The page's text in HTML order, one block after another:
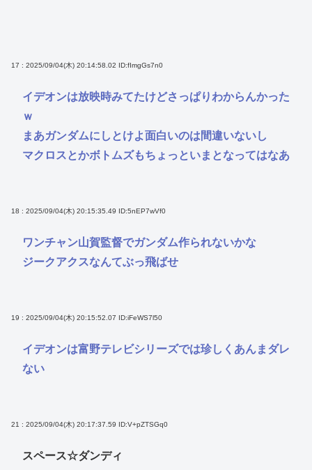
17 : 2025/09/04(木) 20:14:58.02 ID:fImgGs7n0
イデオンは放映時みてたけどさっぱりわからんかった
ｗ
まあガンダムにしとけよ面白いのは間違いないし
マクロスとかボトムズもちょっといまとなってはなあ
18 : 2025/09/04(木) 20:15:35.49 ID:5nEP7wVf0
ワンチャン山賀監督でガンダム作られないかな
ジークアクスなんてぶっ飛ばせ
19 : 2025/09/04(木) 20:15:52.07 ID:iFeWS7l50
イデオンは富野テレビシリーズでは珍しくあんまダレ
ない
21 : 2025/09/04(木) 20:17:37.59 ID:V+pZTSGq0
スペース☆ダンディ